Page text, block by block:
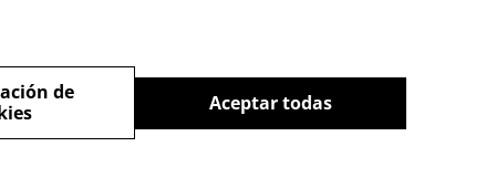
Aceptar todas
de